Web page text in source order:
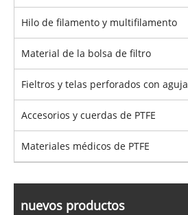
Hilo de filamento y multifilamento
Material de la bolsa de filtro
Fieltros y telas perforados con aguja
Accesorios y cuerdas de PTFE
Materiales médicos de PTFE
nuevos productos